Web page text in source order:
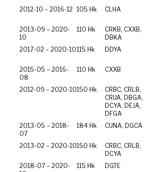
2012-10 – 2016-12 105 Hk CLHA
2013-09 – 2020-
10
110 Hk
CRKB, CXXB,
DBKA
2017-02 – 2020-10115 Hk DDYA
2015-05 – 2016-
08
110 Hk CXXB
2012-09 – 2020-10150 Hk
CRBC, CRLB,
CRUA, DBGA,
DCYA, DEJA,
DFGA
2013-05 – 2018-
07
184 Hk CUNA, DGCA
2013-02 – 2020-10150 Hk
CRBC, CRLB,
DCYA
2018-07 – 2020-
115 Hk DGTE